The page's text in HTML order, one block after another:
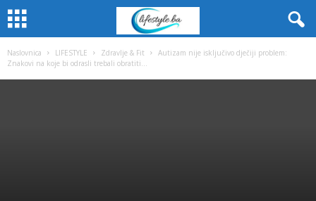
Naslovnica LIFESTYLE Zdravlje & Fit
Autizam nije isključivo dječiji problem:
Znakovi na koje bi odrasli trebali obratiti...